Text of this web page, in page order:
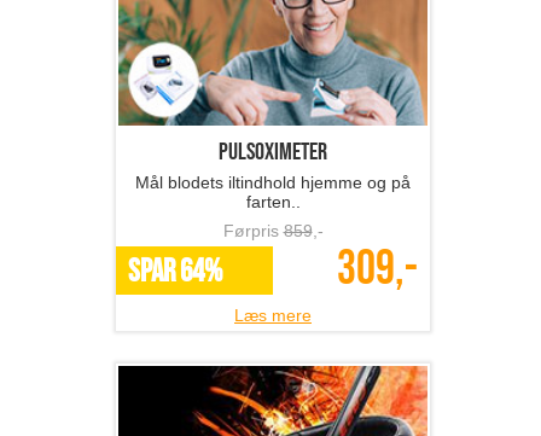
Pulsoximeter
Mål blodets iltindhold hjemme og på
farten..
Førpris859,-
SPAR 64% 309,-
Læs mere